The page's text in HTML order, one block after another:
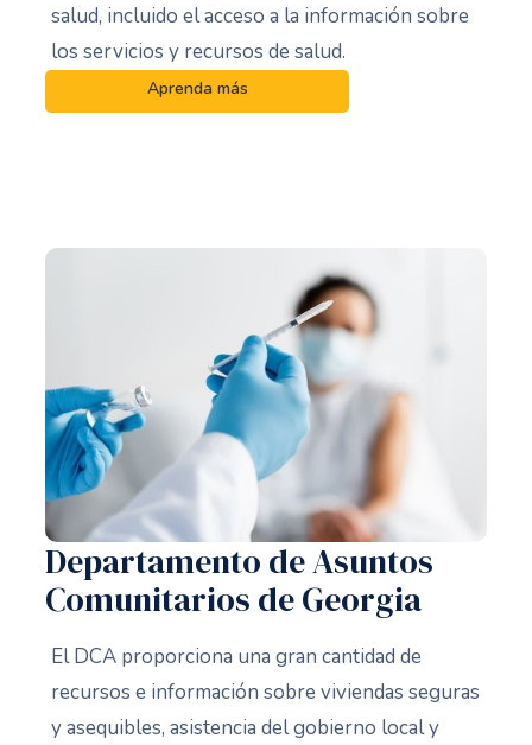
salud, incluido el acceso a la información sobre
los servicios y recursos de salud.
Aprenda más
Departamento de Asuntos
Comunitarios de Georgia
El DCA proporciona una gran cantidad de
recursos e información sobre viviendas seguras
y asequibles, asistencia del gobierno local y